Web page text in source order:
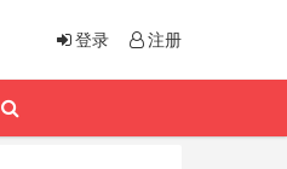
登录 注册